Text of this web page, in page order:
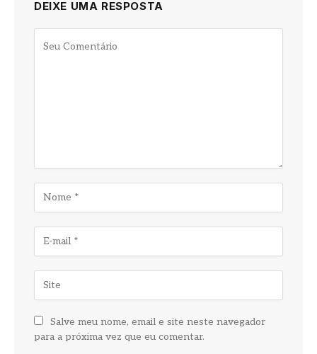
DEIXE UMA RESPOSTA
Salve meu nome, email e site neste navegador
para a próxima vez que eu comentar.